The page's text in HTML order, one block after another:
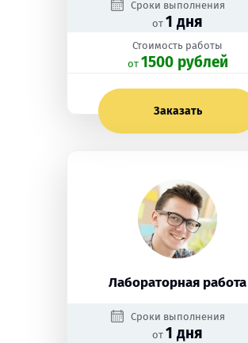
Сроки выполнения
от 1 дня
Стоимость работы
oт 1500 рублей
Заказать
Лабораторная работа
Сроки выполнения
от 1 дня